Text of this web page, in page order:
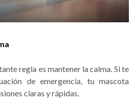
regla es mantener la calma. Si te
de emergencia, tu mascota
claras y rápidas.